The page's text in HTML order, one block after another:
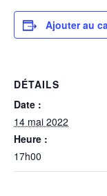
Ajouter au
DÉTAILS
Date :
14 mai 2022
Heure :
17h00